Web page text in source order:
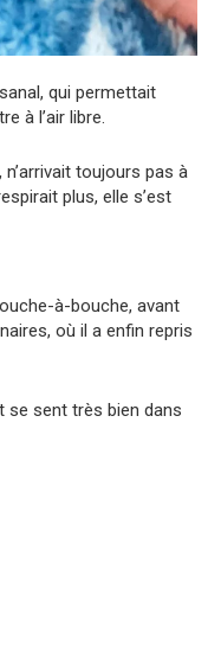
qui permettait
à l’air libre.
toujours pas à
plus, elle s’est
à-bouche, avant
où il a enfin repris
se sent très bien dans